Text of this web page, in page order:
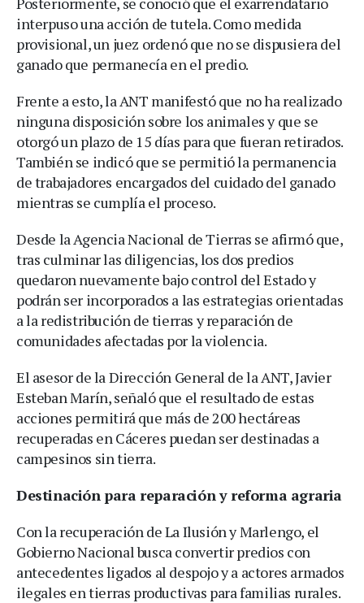
interpuso una acción de tutela. Como medida
provisional, un juez ordenó que no se dispusiera del
ganado que permanecía en el predio.
Frente a esto, la ANT manifestó que no ha realizado
ninguna disposición sobre los animales y que se
otorgó un plazo de 15 días para que fueran retirados.
También se indicó que se permitió la permanencia
de trabajadores encargados del cuidado del ganado
mientras se cumplía el proceso.
Desde la Agencia Nacional de Tierras se afirmó que,
tras culminar las diligencias, los dos predios
quedaron nuevamente bajo control del Estado y
podrán ser incorporados a las estrategias orientadas
a la redistribución de tierras y reparación de
comunidades afectadas por la violencia.
El asesor de la Dirección General de la ANT, Javier
Esteban Marín, señaló que el resultado de estas
acciones permitirá que más de 200 hectáreas
recuperadas en Cáceres puedan ser destinadas a
campesinos sin tierra.
Destinación para reparación y reforma agraria
Con la recuperación de La Ilusión y Marlengo, el
Gobierno Nacional busca convertir predios con
antecedentes ligados al despojo y a actores armados
ilegales en tierras productivas para familias rurales.